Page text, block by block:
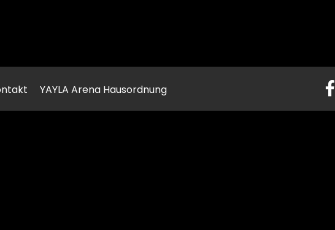
YAYLA Arena Hausordnung